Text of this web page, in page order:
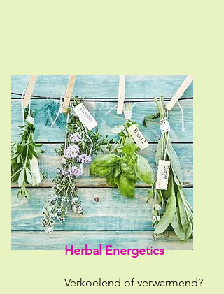
Herbal Energetics
Verkoelend of verwarmend?